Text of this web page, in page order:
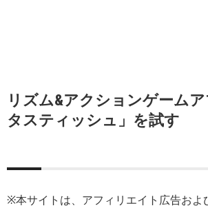
リズム&アクションゲーム
タスティッシュ」を試す
※本サイトは、アフィリエイト広告およ